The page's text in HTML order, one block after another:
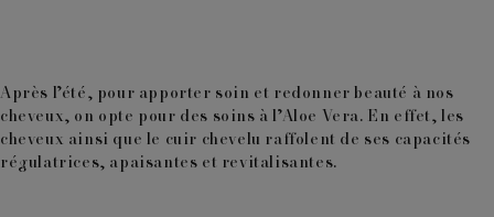
Après l’été, pour apporter soin et redonner beauté à nos
cheveux, on opte pour des soins à l’Aloe Vera. En effet, les
cheveux ainsi que le cuir chevelu raffolent de ses capacités
régulatrices, apaisantes et revitalisantes.